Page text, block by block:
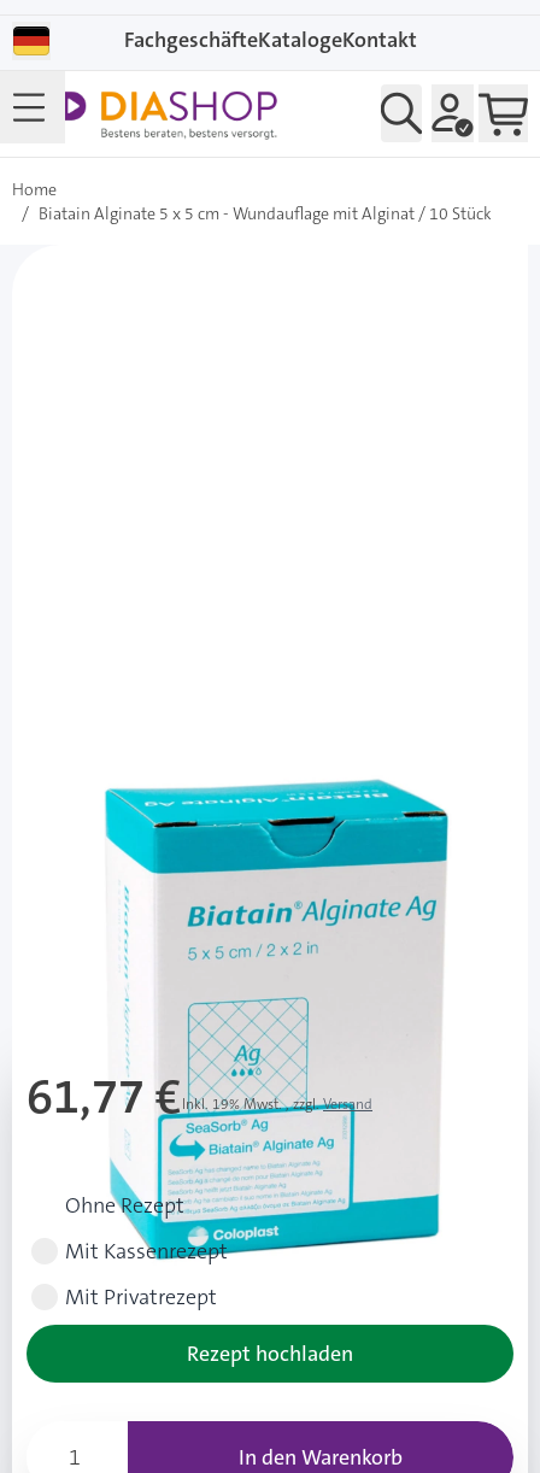
FachgeschäfteKatalogeKontakt
Home
/ Biatain Alginate 5 x 5 cm - Wundauflage mit Alginat / 10 Stück
Biatain Alginate 5 x 5 cm - Wundauflage
mit Alginat / 10 Stück
PZN: 01406388 / Diashop.de Kat.-Nr.111520
Lieferzeit 3-7 Werktage
Mehr über das Produkt
61,77 €Inkl. 19% Mwst.,zzgl.Versand
Rezeptart wählen
Ohne Rezept
Mit Kassenrezept
Mit Privatrezept
Rezept hochladen
In den Warenkorb